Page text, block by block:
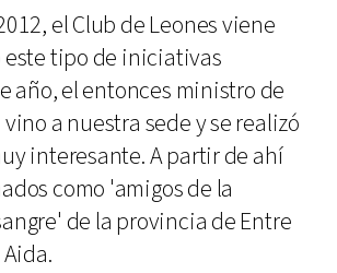
el Club de Leones viene
tipo de iniciativas
año, el entonces ministro de
a nuestra sede y se realizó
interesante. A partir de ahí
como 'amigos de la
de la provincia de Entre